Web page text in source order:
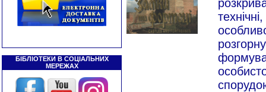
БІБЛІОТЕКИ В СОЦІАЛЬНИХ
МЕРЕЖАХ